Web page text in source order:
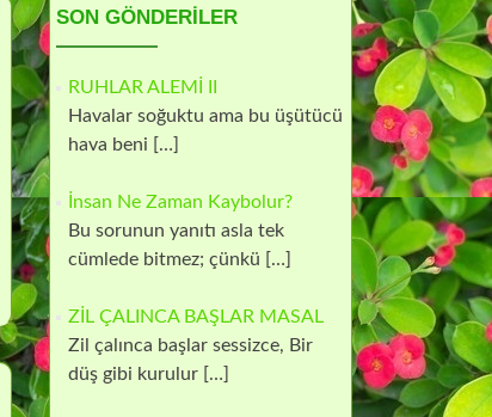
SON GÖNDERILER
RUHLAR ALEMİ II
Havalar soğuktu ama bu üşütücü
hava beni […]
İnsan Ne Zaman Kaybolur?
Bu sorunun yanıtı asla tek
cümlede bitmez; çünkü […]
ZİL ÇALINCA BAŞLAR MASAL
Zil çalınca başlar sessizce, Bir
düş gibi kurulur […]